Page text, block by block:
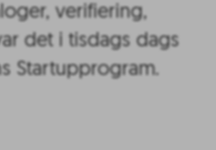
verifiering,
det i tisdags dags
Startupprogram.